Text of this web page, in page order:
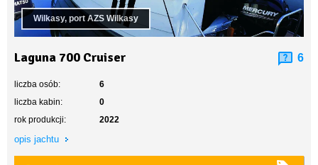
Wilkasy, port AZS Wilkasy
Laguna 700 Cruiser 6
liczba osób:
6
liczba kabin:
0
rok produkcji:
2022
opis jachtu